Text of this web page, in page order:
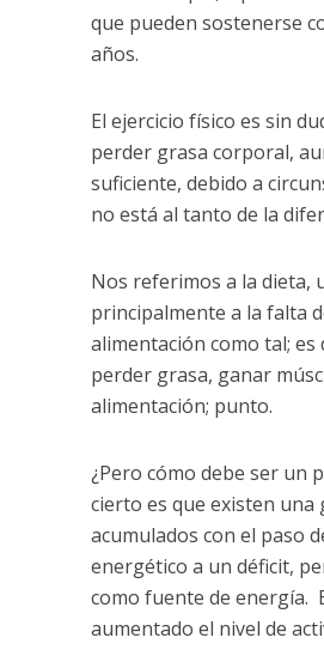
que pueden sostenerse
años.
El ejercicio físico es sin
perder grasa corporal,
suficiente, debido a
no está al tanto de la
Nos referimos a la dieta,
principalmente a la falta
alimentación como tal;
perder grasa, ganar
alimentación; punto.
¿Pero cómo debe ser un
cierto es que existen una
acumulados con el paso
energético a un déficit,
como fuente de energía.
aumentado el nivel de